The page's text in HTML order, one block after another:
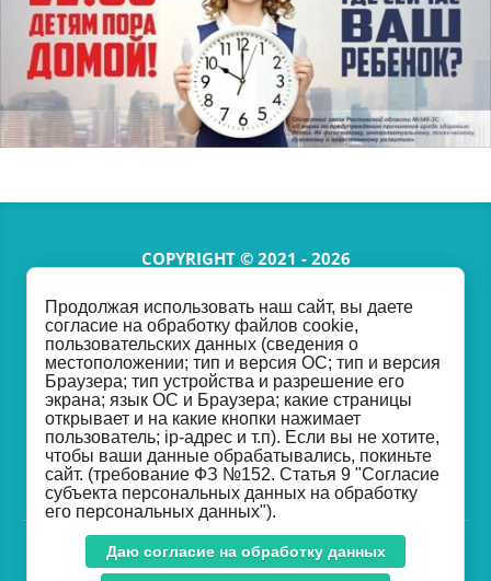
Made in Taptop
COPYRIGHT © 2021 - 2026
2670515@donland.ru
ИНН6164102193/КПП616401001
ОГРН1026103271853
Продолжая использовать наш сайт, вы даете
согласие на обработку файлов cookie,
пользовательских данных (сведения о
местоположении; тип и версия ОС; тип и версия
Браузера; тип устройства и разрешение его
экрана; язык ОС и Браузера; какие страницы
открывает и на какие кнопки нажимает
пользователь; ip-адрес и т.п). Если вы не хотите,
чтобы ваши данные обрабатывались, покиньте
сайт. (требование ФЗ №152. Статья 9 "Согласие
субъекта персональных данных на обработку
его персональных данных").
Даю согласие на обработку данных